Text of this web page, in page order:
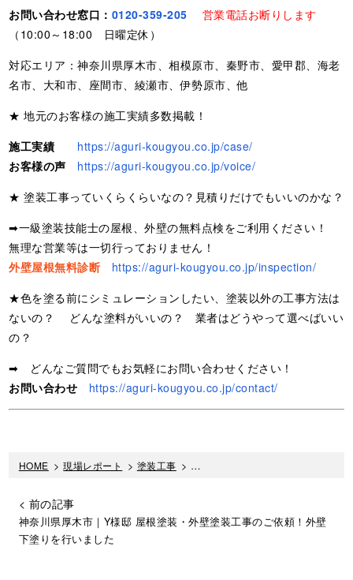
お問い合わせ窓口： 0120-359-205
営業電話お断りします
（10:00～18:00 日曜定休）
対応エリア：神奈川県厚木市、相模原市、秦野市、愛甲郡、海老
名市、大和市、座間市、綾瀬市、伊勢原市、他
★ 地元のお客様の施工実績多数掲載！
施工実績
https://aguri-kougyou.co.jp/case/
お客様の声
https://aguri-kougyou.co.jp/voice/
★ 塗装工事っていくらくらいなの？見積りだけでもいいのかな？
➡一級塗装技能士の屋根、外壁の無料点検をご利用ください！
無理な営業等は一切行っておりません！
外壁屋根無料診断
https://aguri-kougyou.co.jp/inspection/
★色を塗る前にシミュレーションしたい、塗装以外の工事方法は
ないの？ どんな塗料がいいの？ 業者はどうやって選べばいい
の？
➡ どんなご質問でもお気軽にお問い合わせください！
お問い合わせ
https://aguri-kougyou.co.jp/contact/
HOME >現場レポート > 塗装工事 > 外壁塗装 中塗り工程（上塗り1回
< 前の記事
神奈川県厚木市｜Y様邸 屋根塗装・外壁塗装工事のご依頼！外壁
下塗りを行いました